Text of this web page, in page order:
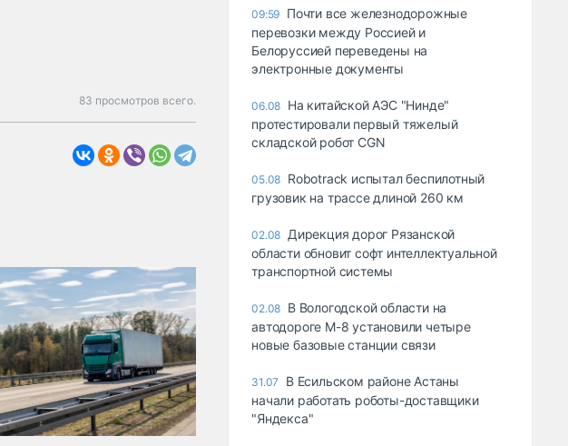
83 просмотров всего.
09:59 Почти все железнодорожные
перевозки между Россией и
Белоруссией переведены на
электронные документы
06.08 На китайской АЭС "Нинде"
протестировали первый тяжелый
складской робот CGN
05.08 Robotrack испытал беспилотный
грузовик на трассе длиной 260 км
02.08 Дирекция дорог Рязанской
области обновит софт интеллектуальной
транспортной системы
02.08 В Вологодской области на
автодороге М-8 установили четыре
новые базовые станции связи
31.07
В Есильском районе Астаны
начали работать роботы-доставщики
"Яндекса"